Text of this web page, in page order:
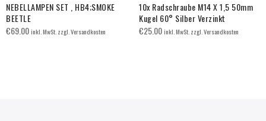
NEBELLAMPEN SET , HB4;SMOKE
BEETLE
€69.00inkl. MwSt. zzgl. Versandkosten
10x Radschraube M14 X 1,5 50mm
Kugel 60° Silber Verzinkt
€25.00inkl. MwSt. zzgl. Versandkosten